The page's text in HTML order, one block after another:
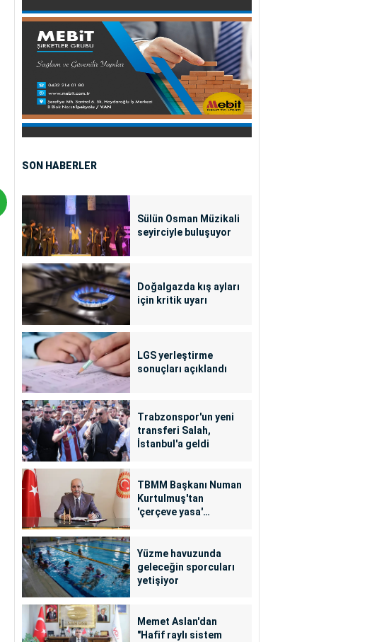
SON HABERLER
Sülün Osman Müzikali
seyirciyle buluşuyor
Doğalgazda kış ayları
için kritik uyarı
LGS yerleştirme
sonuçları açıklandı
Trabzonspor'un yeni
transferi Salah,
İstanbul'a geldi
TBMM Başkanı Numan
Kurtulmuş'tan
'çerçeve yasa'
Yüzme havuzunda
geleceğin sporcuları
yetişiyor
Memet Aslan'dan
"Hafif raylı sistem